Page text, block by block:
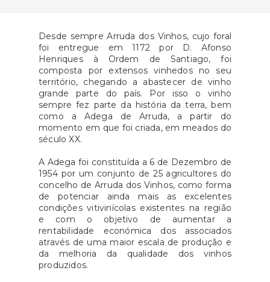
Desde sempre Arruda dos Vinhos, cujo foral
foi entregue em 1172 por D. Afonso
Henriques à Ordem de Santiago, foi
composta por extensos vinhedos no seu
território, chegando a abastecer de vinho
grande parte do país. Por isso o vinho
sempre fez parte da história da terra, bem
como a Adega de Arruda, a partir do
momento em que foi criada, em meados do
século XX.
A Adega foi constituída a 6 de Dezembro de
1954 por um conjunto de 25 agricultores do
concelho de Arruda dos Vinhos, como forma
de potenciar ainda mais as excelentes
condições vitivinícolas existentes na região
e com o objetivo de aumentar a
rentabilidade económica dos associados
através de uma maior escala de produção e
da melhoria da qualidade dos vinhos
produzidos.